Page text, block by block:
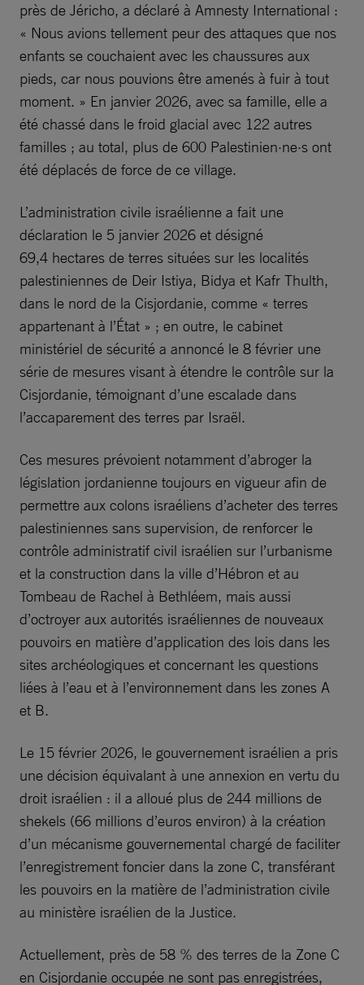
près de Jéricho, a déclaré à Amnesty International :
« Nous avions tellement peur des attaques que nos
enfants se couchaient avec les chaussures aux
pieds, car nous pouvions être amenés à fuir à tout
moment. » En janvier 2026, avec sa famille, elle a
été chassé dans le froid glacial avec 122 autres
familles ; au total, plus de 600 Palestinien·ne·s ont
été déplacés de force de ce village.
L’administration civile israélienne a fait une
déclaration le 5 janvier 2026 et désigné
69,4 hectares de terres situées sur les localités
palestiniennes de Deir Istiya, Bidya et Kafr Thulth,
dans le nord de la Cisjordanie, comme « terres
appartenant à l’État » ; en outre, le cabinet
ministériel de sécurité a annoncé le 8 février une
série de mesures visant à étendre le contrôle sur la
Cisjordanie, témoignant d’une escalade dans
l’accaparement des terres par Israël.
Ces mesures prévoient notamment d’abroger la
législation jordanienne toujours en vigueur afin de
permettre aux colons israéliens d’acheter des terres
palestiniennes sans supervision, de renforcer le
contrôle administratif civil israélien sur l’urbanisme
et la construction dans la ville d’Hébron et au
Tombeau de Rachel à Bethléem, mais aussi
d’octroyer aux autorités israéliennes de nouveaux
pouvoirs en matière d’application des lois dans les
sites archéologiques et concernant les questions
liées à l’eau et à l’environnement dans les zones A
et B.
Le 15 février 2026, le gouvernement israélien a pris
une décision équivalant à une annexion en vertu du
droit israélien : il a alloué plus de 244 millions de
shekels (66 millions d’euros environ) à la création
d’un mécanisme gouvernemental chargé de faciliter
l’enregistrement foncier dans la zone C, transférant
les pouvoirs en la matière de l’administration civile
au ministère israélien de la Justice.
Actuellement, près de 58 % des terres de la Zone C
en Cisjordanie occupée ne sont pas enregistrées,